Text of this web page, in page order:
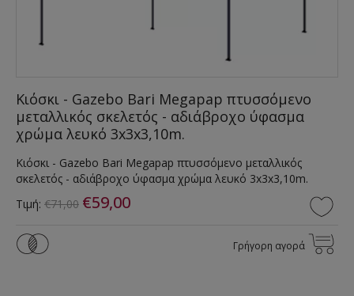
Κιόσκι - Gazebo Bari Megapap πτυσσόμενο
μεταλλικός σκελετός - αδιάβροχο ύφασμα
χρώμα λευκό 3x3x3,10m.
Κιόσκι - Gazebo Bari Megapap πτυσσόμενο μεταλλικός
σκελετός - αδιάβροχο ύφασμα χρώμα λευκό 3x3x3,10m.
Τιμή: €71,00 €59,00
Γρήγορη αγορά